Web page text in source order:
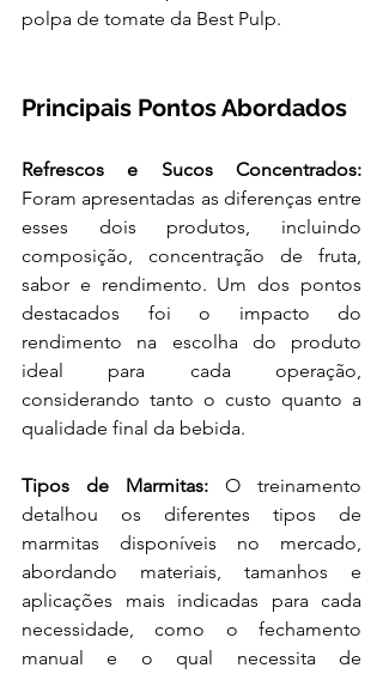
polpa de tomate da Best Pulp.
Principais Pontos Abordados
Foram apresentadas as diferenças entre
esses dois produtos, incluindo
composição, concentração de fruta,
sabor e rendimento. Um dos pontos
destacados foi o impacto do
rendimento na escolha do produto
ideal para cada operação,
considerando tanto o custo quanto a
qualidade final da bebida.
Tipos de Marmitas: O treinamento
detalhou os diferentes tipos de
marmitas disponíveis no mercado,
abordando materiais, tamanhos e
aplicações mais indicadas para cada
necessidade, como o fechamento
manual e o qual necessita de